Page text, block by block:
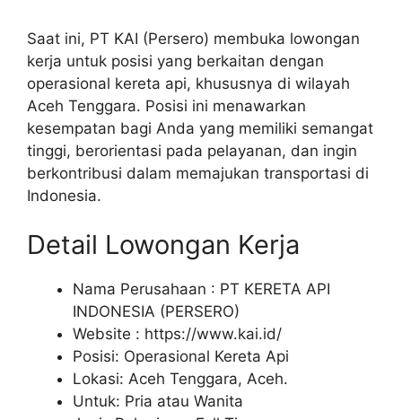
Saat ini, PT KAI (Persero) membuka lowongan
kerja untuk posisi yang berkaitan dengan
operasional kereta api, khususnya di wilayah
Aceh Tenggara. Posisi ini menawarkan
kesempatan bagi Anda yang memiliki semangat
tinggi, berorientasi pada pelayanan, dan ingin
berkontribusi dalam memajukan transportasi di
Indonesia.
Detail Lowongan Kerja
Nama Perusahaan : PT KERETA API
INDONESIA (PERSERO)
Website : https://www.kai.id/
Posisi: Operasional Kereta Api
Lokasi: Aceh Tenggara, Aceh.
Untuk: Pria atau Wanita